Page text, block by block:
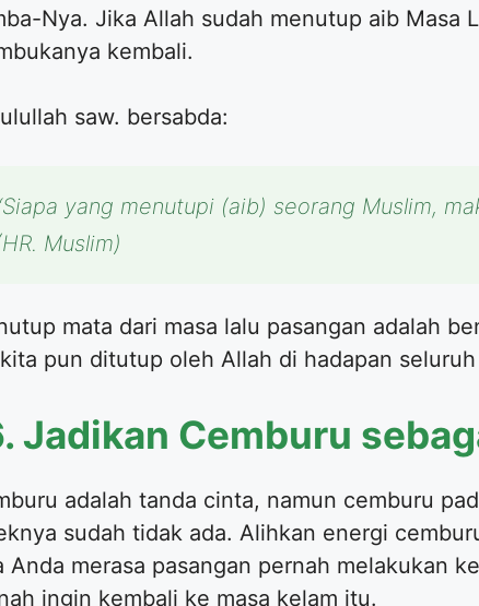
Nya. Jika Allah sudah menutup aib Masa
kembali.
saw. bersabda:
yang menutupi (aib) seorang Muslim,
Muslim)
mata dari masa lalu pasangan adalah
pun ditutup oleh Allah di hadapan
Jadikan Cemburu
adalah tanda cinta, namun cemburu
sudah tidak ada. Alihkan energi
Anda merasa pasangan pernah melakukan
ingin kembali ke masa kelam itu.